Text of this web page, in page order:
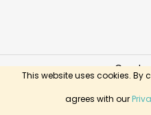
This website uses cookies.
agrees with our